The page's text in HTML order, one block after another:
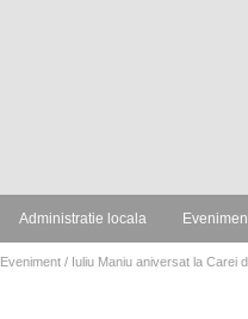
Administratie locala
Eveniment / Iuliu Maniu aniversat la Carei